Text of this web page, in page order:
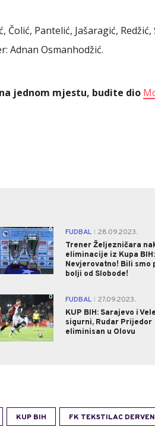
Čolić, Pantelić, Jašaragić, Redžić,
Adnan Osmanhodžić.
jednom mjestu, budite dio
0 FUDBAL
28.09.2023.
Trener Željezničara
eliminacije iz Kupa BIH:
Nevjerovatno! Bili smo
bolji od Slobode!
0 FUDBAL
27.09.2023.
KUP BIH: Sarajevo i
sigurni, Rudar Prijedor
eliminisan u Olovu
KUP BIH FK TEKSTILAC